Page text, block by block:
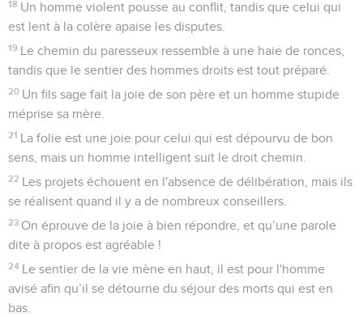
18 Un homme violent pousse au conflit, tandis que celui qui
est lent à la colère apaise les disputes.
19 Le chemin du paresseux ressemble à une haie de ronces,
tandis que le sentier des hommes droits est tout préparé.
20 Un fils sage fait la joie de son père et un homme stupide
méprise sa mère.
21 La folie est une joie pour celui qui est dépourvu de bon
sens, mais un homme intelligent suit le droit chemin.
22 Les projets échouent en l'absence de délibération, mais ils
se réalisent quand il y a de nombreux conseillers.
23 On éprouve de la joie à bien répondre, et qu’une parole
dite à propos est agréable !
24 Le sentier de la vie mène en haut, il est pour l'homme
avisé afin qu’il se détourne du séjour des morts qui est en
bas.